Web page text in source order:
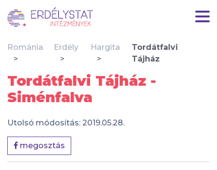
Románia Erdély Hargita
Tordátfalvi
Tájház
Tordátfalvi Tájház -
Siménfalva
Utolsó módosítás: 2019.05.28.
megosztás